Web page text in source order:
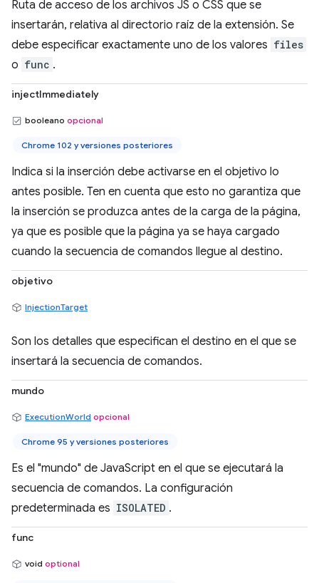
Ruta de acceso de los archivos JS o CSS que se
insertarán, relativa al directorio raíz de la extensión. Se
debe especificar exactamente uno de los valores files
o func .
injectImmediately
booleano opcional
Chrome 102 y versiones posteriores
Indica si la inserción debe activarse en el objetivo lo
antes posible. Ten en cuenta que esto no garantiza que
la inserción se produzca antes de la carga de la página,
ya que es posible que la página ya se haya cargado
cuando la secuencia de comandos llegue al destino.
objetivo
InjectionTarget
Son los detalles que especifican el destino en el que se
insertará la secuencia de comandos.
mundo
ExecutionWorld opcional
Chrome 95 y versiones posteriores
Es el "mundo" de JavaScript en el que se ejecutará la
secuencia de comandos. La configuración
predeterminada es ISOLATED .
func
void optional